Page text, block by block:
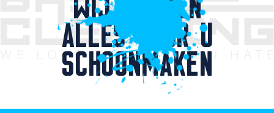
ALLES VOOR U
SCHOONMAKEN